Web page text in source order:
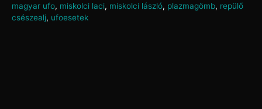
magyar ufo, miskolci laci, miskolci lászló, plazmagömb, repülő
csészealj, ufoesetek